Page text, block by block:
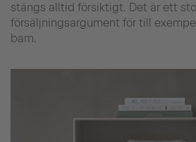
stängs alltid försiktigt. Det är ett
försäljningsargument för till
barn.